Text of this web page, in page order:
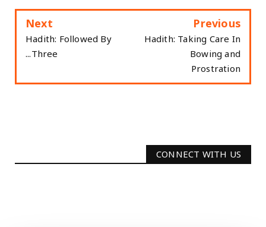
Previous
Hadith: Taking Care In
Bowing and
Prostration
Next
Hadith: Followed By
Three...
CONNECT WITH US